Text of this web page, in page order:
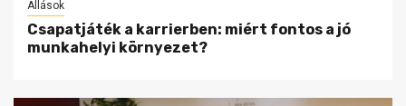
Állások
Csapatjáték a karrierben: miért fontos a jó
munkahelyi környezet?